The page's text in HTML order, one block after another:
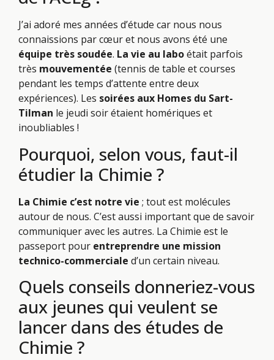
J’ai adoré mes années d’étude car nous nous
connaissions par cœur et nous avons été une
équipe très soudée. La vie au laboétait parfois
très mouvementée (tennis de table et courses
pendant les temps d’attente entre deux
expériences). Les soirées aux Homes du Sart-
Tilman le jeudi soir étaient homériques et
inoubliables !
Pourquoi, selon vous, faut-il
étudier la Chimie ?
La Chimie c’est notre vie ; tout est molécules
autour de nous. C’est aussi important que de savoir
communiquer avec les autres. La Chimie est le
passeport pour entreprendre une mission
technico-commerciale d’un certain niveau.
Quels conseils donneriez-vous
aux jeunes qui veulent se
lancer dans des études de
Chimie ?